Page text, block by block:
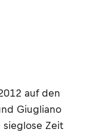
auf den
Giugliano
Zeit